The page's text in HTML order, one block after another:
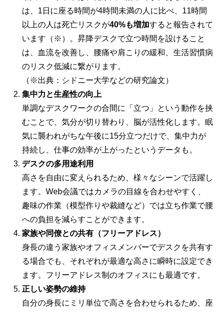
は、1日に座る時間が4時間未満の人に比べ、11時間
以上の人は死亡リスクが40%も増加すると報告されて
います（※）。昇降デスクで立つ時間を設けること
は、血流を改善し、腰痛や肩こりの緩和、生活習慣病
のリスク低減に繋がります。
（※出典：シドニー大学などの研究論文）
集中力と生産性の向上
単調なデスクワークの合間に「立つ」という動作を挟
むことで、気分が切り替わり、脳が活性化します。眠
気に襲われがちな午後に15分立つだけで、集中力が
持続し、仕事の効率が上がったというデータも。
デスクの多用途利用
高さを自由に変えられるため、様々なシーンで活躍し
ます。Web会議ではカメラの目線を合わせやすく、
趣味の作業（模型作りや裁縫など）では立ち作業で腰
への負担を減らすことができます。
家族や同僚との共有（フリーアドレス）
身長の違う家族やオフィスメンバーでデスクを共有す
る場合でも、それぞれが最適な高さに瞬時に設定でき
ます。フリーアドレス制のオフィスにも最適です。
正しい姿勢の維持
自分の身長にミリ単位で高さを合わせられるため、座